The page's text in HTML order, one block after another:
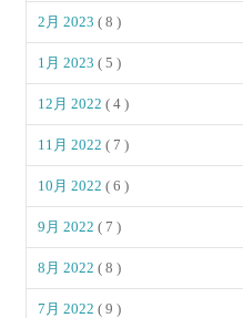
2月 2023( 8 )
1月 2023( 5 )
12月 2022( 4 )
11月 2022( 7 )
10月 2022( 6 )
9月 2022( 7 )
8月 2022( 8 )
7月 2022( 9 )